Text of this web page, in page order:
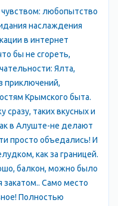
виноделия смогут по
крымских вин в
Приезжающих в Алупку
на жилье и
и финансовым
Алупки не
Сюда надо
и насладиться
любопытство
наслаждения
в интернет
бы не сгореть,
Ялта,
приключений,
Крымского быта.
таких вкусных и
в Алуште-не делают
просто объедались! И
как за границей.
балкон, можно было
Само место
Полностью